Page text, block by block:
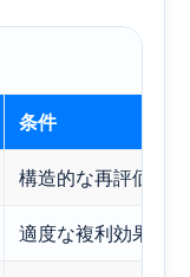
条件
構造的な再評価と
適度な複利効果と